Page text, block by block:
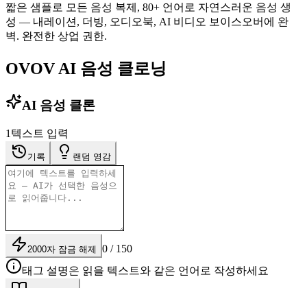
짧은 샘플로 모든 음성 복제, 80+ 언어로 자연스러운 음성 생
성 — 내레이션, 더빙, 오디오북, AI 비디오 보이스오버에 완
벽. 완전한 상업 권한.
OVOV AI 음성 클로닝
AI 음성 클론
1 텍스트 입력
기록 랜덤 영감
2000자 잠금 해제
0 / 150
태그 설명은 읽을 텍스트와 같은 언어로 작성하세요